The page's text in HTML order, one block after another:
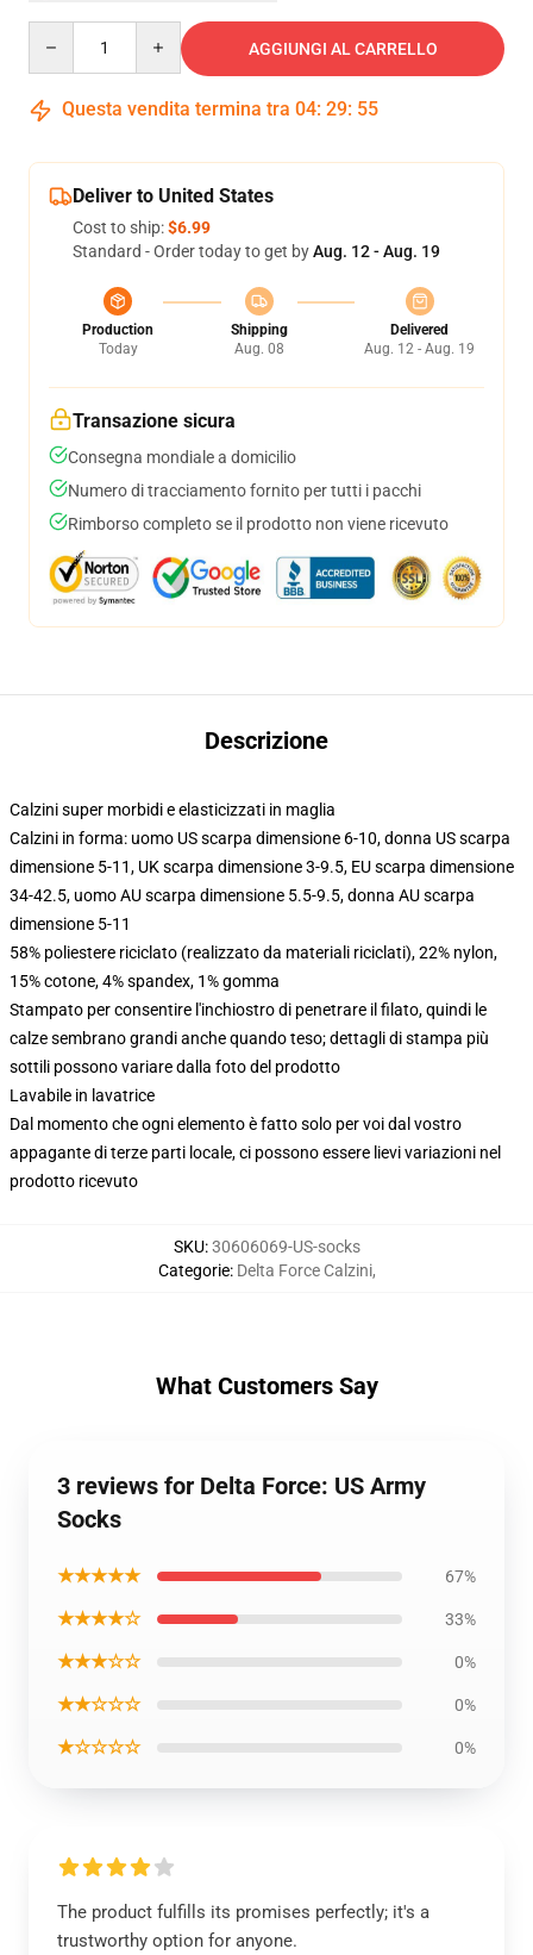
AGGIUNGI AL CARRELLO
Questa vendita termina tra 04: 29: 55
Deliver to United States
Cost to ship:$6.99
Standard - Order today to get byAug. 12 - Aug. 19
Production
Today
Shipping
Aug. 08
Delivered
Aug. 12 - Aug. 19
Transazione sicura
Consegna mondiale a domicilio
Numero di tracciamento fornito per tutti i pacchi
Rimborso completo se il prodotto non viene ricevuto
Descrizione
Calzini super morbidi e elasticizzati in maglia
Calzini in forma: uomo US scarpa dimensione 6-10, donna US scarpa
dimensione 5-11, UK scarpa dimensione 3-9.5, EU scarpa dimensione
34-42.5, uomo AU scarpa dimensione 5.5-9.5, donna AU scarpa
dimensione 5-11
58% poliestere riciclato (realizzato da materiali riciclati), 22% nylon,
15% cotone, 4% spandex, 1% gomma
Stampato per consentire l'inchiostro di penetrare il filato, quindi le
calze sembrano grandi anche quando teso; dettagli di stampa più
sottili possono variare dalla foto del prodotto
Lavabile in lavatrice
Dal momento che ogni elemento è fatto solo per voi dal vostro
appagante di terze parti locale, ci possono essere lievi variazioni nel
prodotto ricevuto
SKU:30606069-US-socks
Categorie: Delta Force Calzini,
What Customers Say
3 reviews for Delta Force: US Army
Socks
★★★★★ 67%
★★★★☆ 33%
★★★☆☆ 0%
★★☆☆☆ 0%
★☆☆☆☆ 0%
The product fulfills its promises perfectly; it's a
trustworthy option for anyone.